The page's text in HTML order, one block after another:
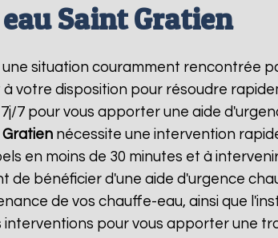
Saint Gratien
situation couramment rencontrée
votre disposition pour résoudre
7 pour vous apporter une aide
nécessite une intervention
en moins de 30 minutes et à
bénéficier d'une aide d'urgence
de vos chauffe-eau, ainsi que
pour vous apporter une